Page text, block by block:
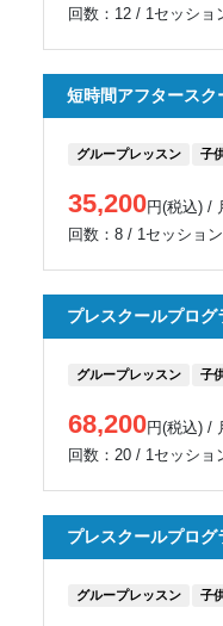
回数：12 / 1セッショ
短時間アフタースク
グループレッスン 子
35,200円(税込) /
回数：8 / 1セッショ
プレスクールプログ
グループレッスン 子
68,200円(税込) /
回数：20 / 1セッショ
プレスクールプログ
グループレッスン 子